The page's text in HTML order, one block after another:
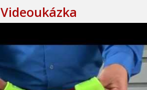
Videoukázka